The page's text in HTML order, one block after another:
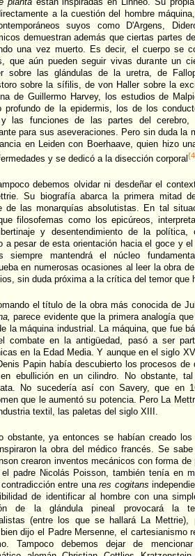
a la cuestión del hombre
suyos como D'Argens,
demuestran además que ciertas partes
una vez muerto. Es decir, el cuerpo se
que aún pueden seguir vivas durante un
sobre las glándulas de la uretra, de
sobre la sífilis, de von Haller sobre la
de Guillermo Harvey, los estudios de
profundo de la epidermis, los de los
las funciones de las partes del
para sus aseveraciones. Pero sin duda la
en Leiden con Boerhaave, quien hizo
y se dedicó a la disección corporal
debemos olvidar ni desdeñar el
Su biografía abarca la primera mitad
de las monarquías absolutistas. En tal
filosofemas como los epicúreos,
y desentendimiento de la política,
a pesar de esta orientación hacia el goce y
siempre mantendrá el núcleo
en numerosas ocasiones al leer la obra
sin duda próxima a la crítica del temor que
el título de la obra más conocida de
parece evidente que la primera analogía
la máquina industrial. La máquina, que fue
combate en la antigüedad, pasó a ser
en la Edad Media. Y aunque en el siglo
Papin había descubierto los procesos
ebullición en un cilindro. No obstante,
No sucedería así con Savery, que en
que le aumentó su potencia. Pero La
textil, las paletas del siglo XIII.
obstante, ya entonces se habían creado
la obra del médico francés. Se
crearon inventos mecánicos con forma
el padre Nicolás Poisson, también tenía en
entre unares cogitans
de identificar al hombre con una
de la glándula pineal provocará la
(entre los que se hallará La Mettrie),
dijo el Padre Mersenne, el cartesianismo
Tampoco debemos dejar de